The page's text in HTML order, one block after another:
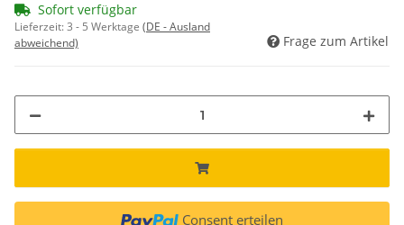
Sofort verfügbar
Lieferzeit:3 - 5 Werktage (DE - Ausland
abweichend)
Frage zum Artikel
Consent erteilen